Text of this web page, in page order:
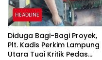
HEADLINE
Diduga Bagi-Bagi Proyek,
Plt. Kadis Perkim Lampung
Utara Tuai Kritik Pedas